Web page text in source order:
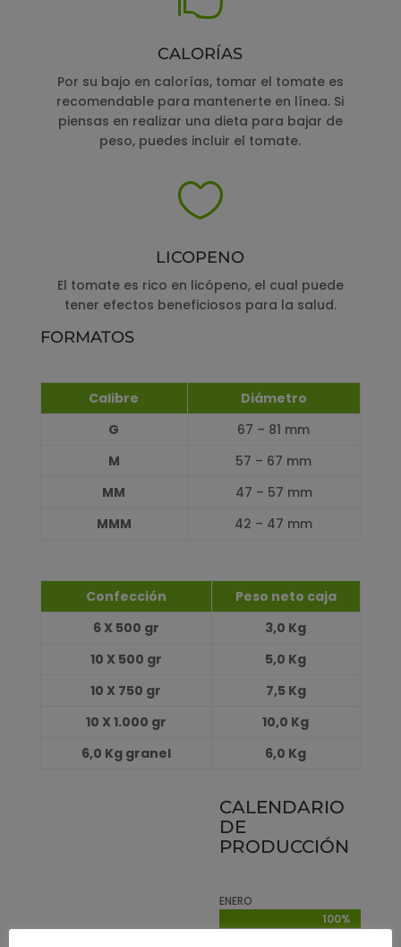
CALORÍAS
Por su bajo en calorías, tomar el tomate es
recomendable para mantenerte en línea. Si
piensas en realizar una dieta para bajar de
peso, puedes incluir el tomate.

LICOPENO
El tomate es rico en licópeno, el cual puede
tener efectos beneficiosos para la salud.
FORMATOS
Calibre
Diámetro
G
67 – 81 mm
M
57 – 67 mm
MM
47 – 57 mm
MMM
42 – 47 mm
Confección
Peso neto caja
6 X 500 gr
3,0 Kg
10 X 500 gr
5,0 Kg
10 X 750 gr
7,5 Kg
10 X 1.000 gr
10,0 Kg
6,0 Kg granel
6,0 Kg
CALENDARIO
DE
PRODUCCIÓN
ENERO
100%
100%